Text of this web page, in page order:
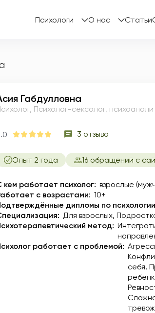
Психологи О нас Статьи
Габдулловна
Психолог-сексолог,
3 отзыва
Опыт 2 года 16 обращений с
кем работает психолог: взрослые
с возрастами: 10+
дипломы по
Для взрослых
метод:
работает с проблемой:
себя